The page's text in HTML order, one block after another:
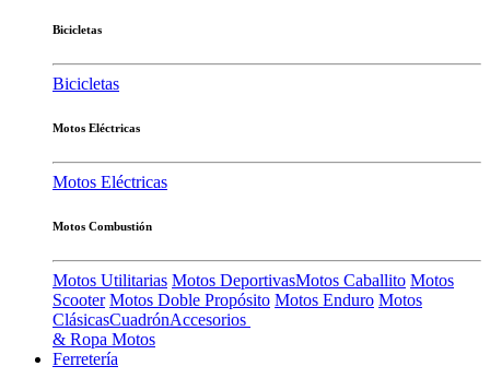
Bicicletas
Bicicletas
Motos Eléctricas
Motos Eléctricas
Motos Combustión
Motos Utilitarias Motos DeportivasMotos Caballito Motos
Scooter Motos Doble Propósito Motos Enduro Motos
ClásicasCuadrónAccesorios
& Ropa Motos
Ferretería